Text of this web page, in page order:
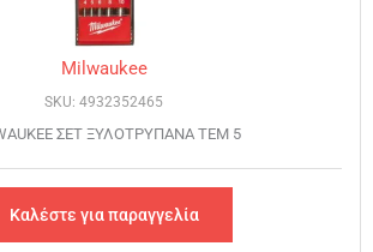
Milwaukee
SKU: 4932352465
ΣΕΤ ΞΥΛΟΤΡΥΠΑΝΑ ΤΕΜ 5
Καλέστε για παραγγελία